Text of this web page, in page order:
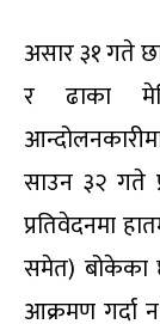
असार ३१ गते
र ढाका
साउन ३२ गते
प्रतिवेदनमा
समेत) बोकेका
आक्रमण गर्दा